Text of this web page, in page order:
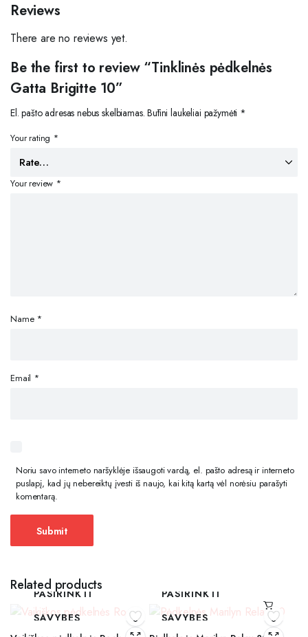
Reviews
There are no reviews yet.
Be the first to review “Tinklinės pėdkelnės
Gatta Brigitte 10”
El. pašto adresas nebus skelbiamas. Būtini laukeliai pažymėti *
Your rating *
Your review *
Name *
Email *
Noriu savo interneto naršyklėje išsaugoti vardą, el. pašto adresą ir interneto
puslapį, kad jų nebereiktų įvesti iš naujo, kai kitą kartą vėl norėsiu parašyti
komentarą.
Related products
PASIRINKTI
SAVYBES
PASIRINKTI
SAVYBES